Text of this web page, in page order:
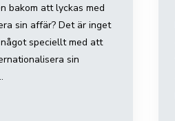
bakom att lyckas med
sin affär? Det är inget
speciellt med att
sin